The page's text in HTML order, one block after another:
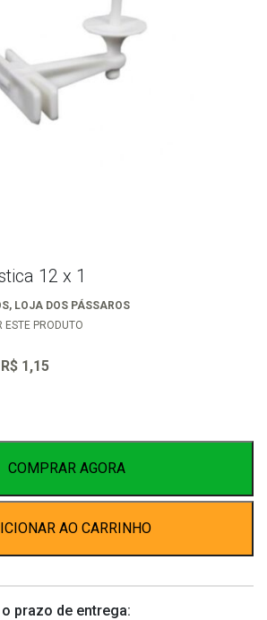
12 x 1
, LOJA DOS PÁSSAROS
ESTE PRODUTO
R$ 1,15
COMPRAR AGORA
AO CARRINHO
prazo de entrega: